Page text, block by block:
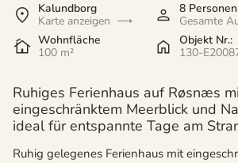
Kalundborg
Karte anzeigen
8 Personen
Gesamte
Wohnfläche
100 m²
Objekt Nr.:
130-
Ruhiges Ferienhaus auf Røsnæs
eingeschränktem Meerblick und
ideal für entspannte Tage am
Ruhig gelegenes Ferienhaus mit